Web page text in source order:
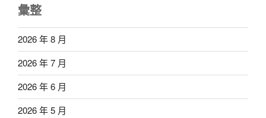
彙整
2026 年 8 月
2026 年 7 月
2026 年 6 月
2026 年 5 月